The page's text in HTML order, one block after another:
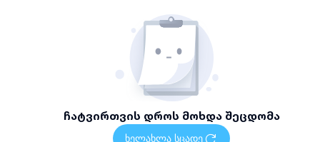
ჩატვირთვის დროს მოხდა შეცდომა
ხელახლა სცადე